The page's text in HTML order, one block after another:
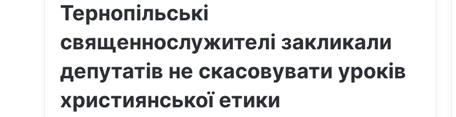
Тернопільські
священнослужителі закликали
депутатів не скасовувати уроків
християнської етики